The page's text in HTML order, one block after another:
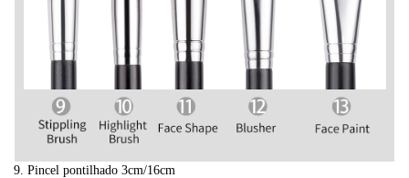
9. Pincel pontilhado 3cm/16cm